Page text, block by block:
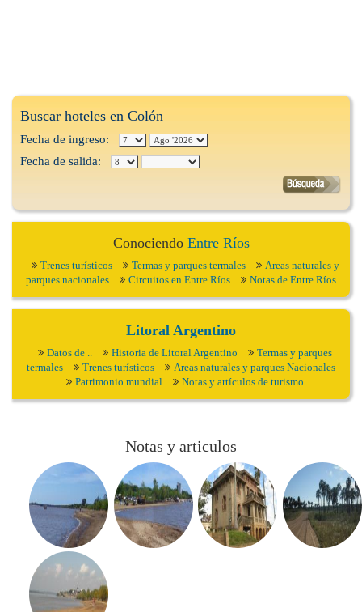
Buscar hoteles en Colón
Fecha de ingreso:
Fecha de salida:
Conociendo Entre Ríos
Trenes turísticos Termas y parques termales
Areas naturales y
parques nacionales
Circuitos en Entre Ríos Notas de Entre Ríos
Litoral Argentino
Datos de .. Historia de Litoral Argentino
Termas y parques
termales
Trenes turísticos
Areas naturales y parques Nacionales
Patrimonio mundial
Notas y artículos de turismo
Notas y articulos